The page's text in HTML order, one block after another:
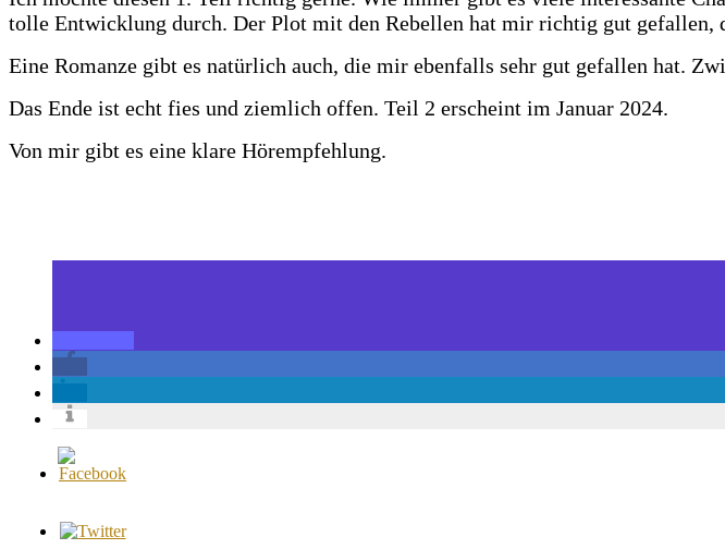
tolle Entwicklung durch. Der Plot mit den Rebellen hat mir richtig gut gefallen,
Eine Romanze gibt es natürlich auch, die mir ebenfalls sehr gut gefallen hat.
Das Ende ist echt fies und ziemlich offen. Teil 2 erscheint im Januar 2024.
Von mir gibt es eine klare Hörempfehlung.